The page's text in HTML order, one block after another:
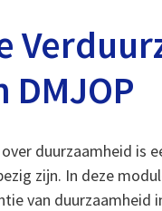
DMJOP
duurzaamheid is
zijn. In deze
van